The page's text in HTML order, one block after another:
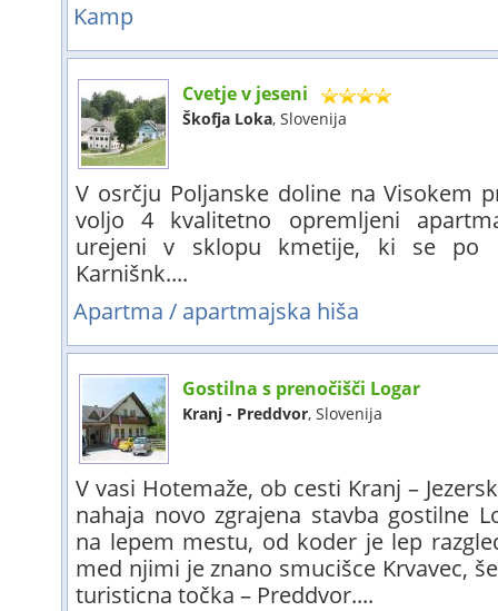
Kamp
Cvetje v jeseni
Škofja Loka, Slovenija
V osrčju Poljanske doline na Visokem
voljo 4 kvalitetno opremljeni
urejeni v sklopu kmetije, ki se po
Karnišnk....
Apartma / apartmajska hiša
Gostilna s prenočišči Logar
Kranj - Preddvor, Slovenija
V vasi Hotemaže, ob cesti Kranj –
nahaja novo zgrajena stavba gostilne
na lepem mestu, od koder je lep
med njimi je znano smucišce Krvavec,
turisticna točka – Preddvor....